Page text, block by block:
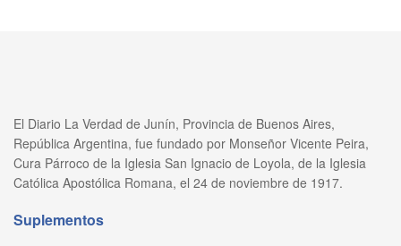
El Diario La Verdad de Junín, Provincia de Buenos Aires,
República Argentina, fue fundado por Monseñor Vicente Peira,
Cura Párroco de la Iglesia San Ignacio de Loyola, de la Iglesia
Católica Apostólica Romana, el 24 de noviembre de 1917.
Suplementos